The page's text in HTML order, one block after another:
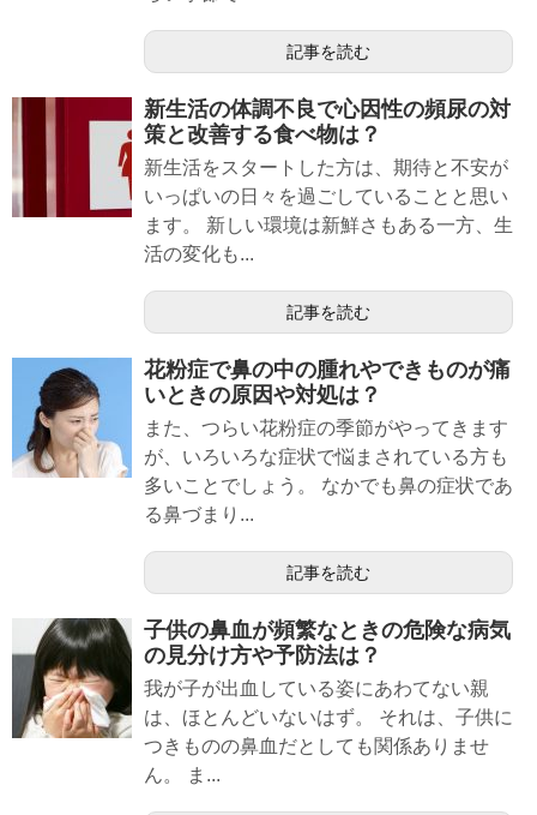
記事を読む
新生活の体調不良で心因性の頻尿の対
策と改善する食べ物は？
新生活をスタートした方は、期待と不安が
いっぱいの日々を過ごしていることと思い
ます。 新しい環境は新鮮さもある一方、生
活の変化も...
記事を読む
花粉症で鼻の中の腫れやできものが痛
いときの原因や対処は？
また、つらい花粉症の季節がやってきます
が、いろいろな症状で悩まされている方も
多いことでしょう。 なかでも鼻の症状であ
る鼻づまり...
記事を読む
子供の鼻血が頻繁なときの危険な病気
の見分け方や予防法は？
我が子が出血している姿にあわてない親
は、ほとんどいないはず。 それは、子供に
つきものの鼻血だとしても関係ありませ
ん。 ま...